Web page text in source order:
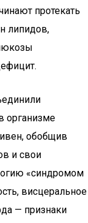
протекать
липидов,
организме
обобщив
и свои
«синдромом
висцеральное
— признаки